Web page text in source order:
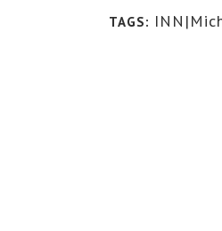
TAGS: